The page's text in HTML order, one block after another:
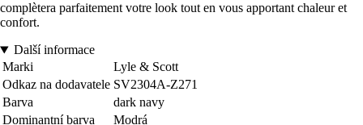
complètera parfaitement votre look tout en vous apportant chaleur et
confort.
Další informace
Marki
Lyle & Scott
Odkaz na dodavatele SV2304A-Z271
Barva
dark navy
Dominantní barva
Modrá